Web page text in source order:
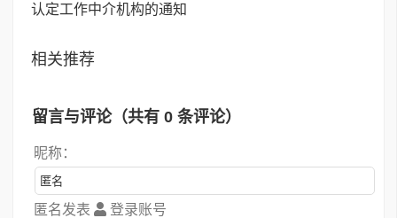
认定工作中介机构的通知
相关推荐
留言与评论（共有 0 条评论）
昵称：
匿名发表 登录账号